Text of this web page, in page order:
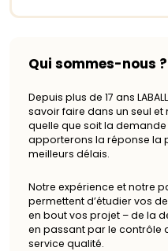
Qui sommes-nous ?
Depuis plus de 17 ans
savoir faire dans un seul et
quelle que soit la
apporterons la réponse la
meilleurs délais.
Notre expérience et notre
permettent d’étudier vos
en bout vos projet – de la
en passant par le contrôle
service qualité.